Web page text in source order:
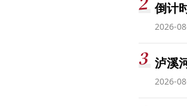
倒计
2026-
泸溪
2026-